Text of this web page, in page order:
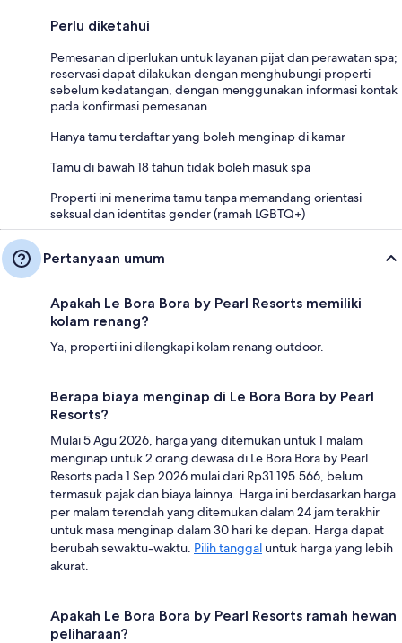
Perlu diketahui
Pemesanan diperlukan untuk layanan pijat dan perawatan spa;
reservasi dapat dilakukan dengan menghubungi properti
sebelum kedatangan, dengan menggunakan informasi kontak
pada konfirmasi pemesanan
Hanya tamu terdaftar yang boleh menginap di kamar
Tamu di bawah 18 tahun tidak boleh masuk spa
Properti ini menerima tamu tanpa memandang orientasi
seksual dan identitas gender (ramah LGBTQ+)
Pertanyaan umum
Apakah Le Bora Bora by Pearl Resorts memiliki
kolam renang?
Ya, properti ini dilengkapi kolam renang outdoor.
Berapa biaya menginap di Le Bora Bora by Pearl
Resorts?
Mulai 5 Agu 2026, harga yang ditemukan untuk 1 malam
menginap untuk 2 orang dewasa di Le Bora Bora by Pearl
Resorts pada 1 Sep 2026 mulai dari Rp31.195.566, belum
termasuk pajak dan biaya lainnya. Harga ini berdasarkan harga
per malam terendah yang ditemukan dalam 24 jam terakhir
untuk masa menginap dalam 30 hari ke depan. Harga dapat
berubah sewaktu-waktu. Pilih tanggal untuk harga yang lebih
akurat.
Apakah Le Bora Bora by Pearl Resorts ramah hewan
peliharaan?